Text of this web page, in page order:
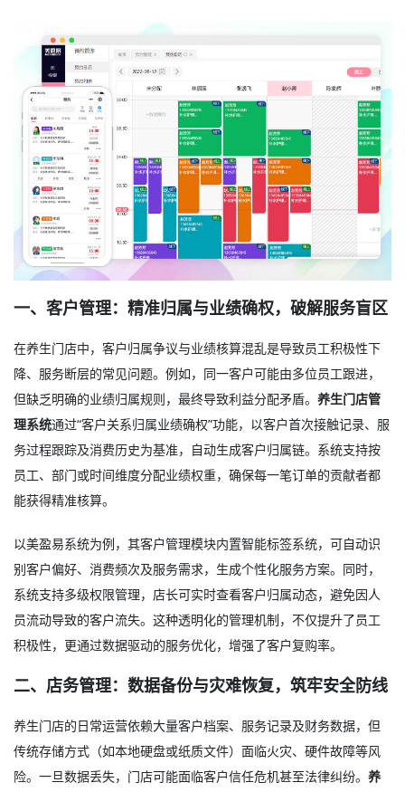
一、客户管理：精准归属与业绩确权，破解服务盲区
在养生门店中，客户归属争议与业绩核算混乱是导致员工积极性下
降、服务断层的常见问题。例如，同一客户可能由多位员工跟进，
但缺乏明确的业绩归属规则，最终导致利益分配矛盾。 养生门店管
理系统通过“客户关系归属业绩确权”功能，以客户首次接触记录、服
务过程跟踪及消费历史为基准，自动生成客户归属链。系统支持按
员工、部门或时间维度分配业绩权重，确保每一笔订单的贡献者都
能获得精准核算。
以美盈易系统为例，其客户管理模块内置智能标签系统，可自动识
别客户偏好、消费频次及服务需求，生成个性化服务方案。同时，
系统支持多级权限管理，店长可实时查看客户归属动态，避免因人
员流动导致的客户流失。这种透明化的管理机制，不仅提升了员工
积极性，更通过数据驱动的服务优化，增强了客户复购率。
二、店务管理：数据备份与灾难恢复，筑牢安全防线
养生门店的日常运营依赖大量客户档案、服务记录及财务数据，但
传统存储方式（如本地硬盘或纸质文件）面临火灾、硬件故障等风
险。一旦数据丢失，门店可能面临客户信任危机甚至法律纠纷。 养